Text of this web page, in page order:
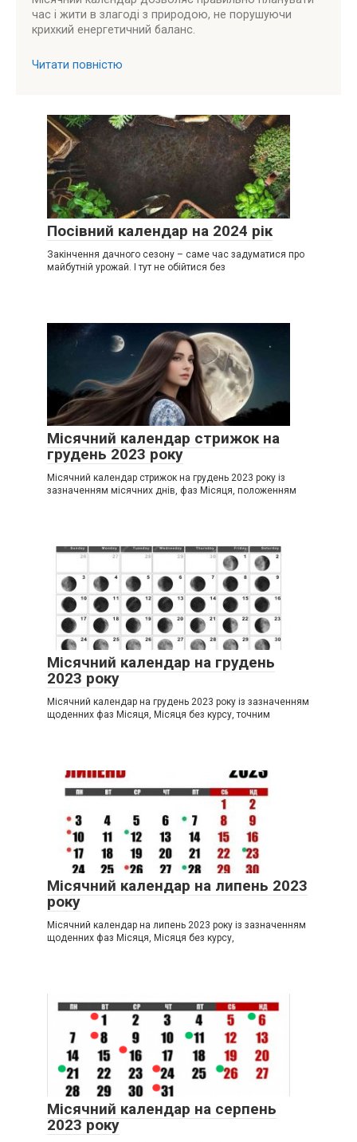
час і жити в злагоді з природою, не порушуючи
крихкий енергетичний баланс.
Читати повністю
Посівний календар на 2024 рік
Закінчення дачного сезону – саме час задуматися про
майбутній урожай. І тут не обійтися без
Місячний календар стрижок на
грудень 2023 року
Місячний календар стрижок на грудень 2023 року із
зазначенням місячних днів, фаз Місяця, положенням
Місячний календар на грудень
2023 року
Місячний календар на грудень 2023 року із зазначенням
щоденних фаз Місяця, Місяця без курсу, точним
Місячний календар на липень 2023
року
Місячний календар на липень 2023 року із зазначенням
щоденних фаз Місяця, Місяця без курсу,
Місячний календар на серпень
2023 року